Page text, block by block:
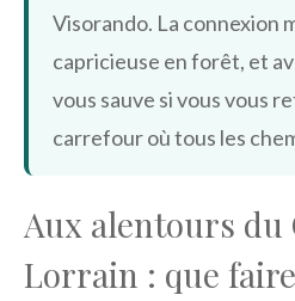
Visorando. La connexion
capricieuse en forêt, et
vous sauve si vous vous
carrefour où tous les
Aux alentours du
Lorrain : que